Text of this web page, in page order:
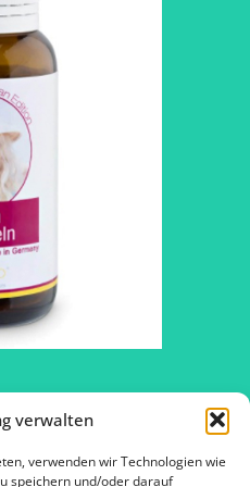
verwalten
verwenden wir Technologien wie
speichern und/oder darauf
Sport ™